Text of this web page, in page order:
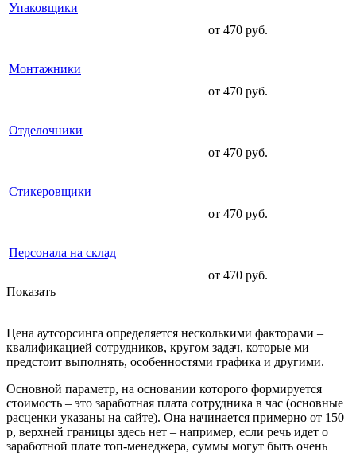
Упаковщики
от 470 руб.
Монтажники
от 470 руб.
Отделочники
от 470 руб.
Стикеровщики
от 470 руб.
Персонала на склад
от 470 руб.
Показать
Цена аутсорсинга определяется несколькими факторами –
квалификацией сотрудников, кругом задач, которые ми
предстоит выполнять, особенностями графика и другими.
Основной параметр, на основании которого формируется
стоимость – это заработная плата сотрудника в час (основные
расценки указаны на сайте). Она начинается примерно от 150
р, верхней границы здесь нет – например, если речь идет о
заработной плате топ-менеджера, суммы могут быть очень